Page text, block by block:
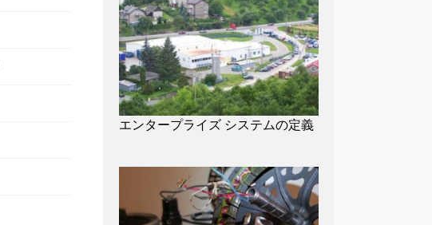
エンタープライズ システムの定義